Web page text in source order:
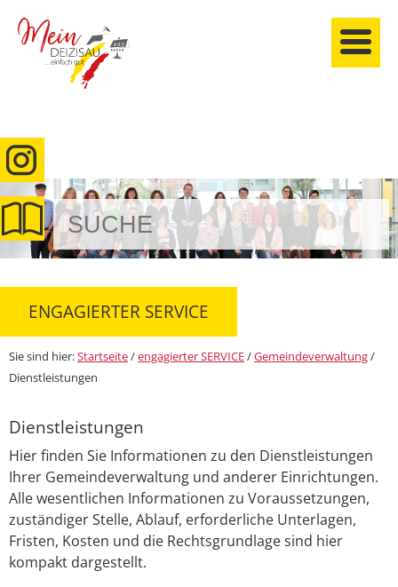
anmelden
ENGAGIERTER SERVICE
Sie sind hier:Startseite/engagierter SERVICE/Gemeindeverwaltung/
Dienstleistungen
Dienstleistungen
Hier finden Sie Informationen zu den Dienstleistungen
Ihrer Gemeindeverwaltung und anderer Einrichtungen.
Alle wesentlichen Informationen zu Voraussetzungen,
zuständiger Stelle, Ablauf, erforderliche Unterlagen,
Fristen, Kosten und die Rechtsgrundlage sind hier
kompakt dargestellt.